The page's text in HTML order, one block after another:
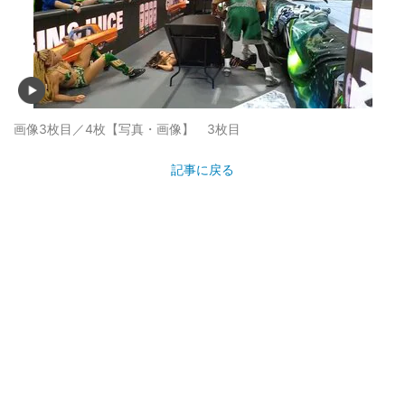
画像3枚目／4枚 【写真・画像】 3枚目
記事に戻る